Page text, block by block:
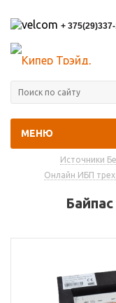
+
МЕНЮ
Источники
Онлайн ИБП